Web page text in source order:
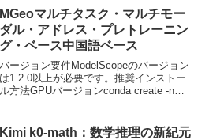
けをする、とっても賢いお友達なんで
す。Kimiって...
MGeoマルチタスク・マルチモー
ダル・アドレス・プレトレーニン
グ・ベース中国語ベース
バージョン要件ModelScopeのバージョン
は1.2.0以上が必要です。推奨インストー
ル方法GPUバージョンconda create -n
Kimi k0-math：数学推理の新紀元